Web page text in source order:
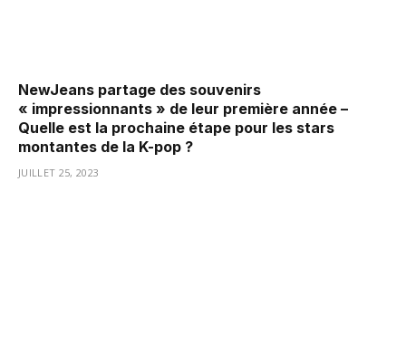
NewJeans partage des souvenirs
« impressionnants » de leur première année –
Quelle est la prochaine étape pour les stars
montantes de la K-pop ?
JUILLET 25, 2023